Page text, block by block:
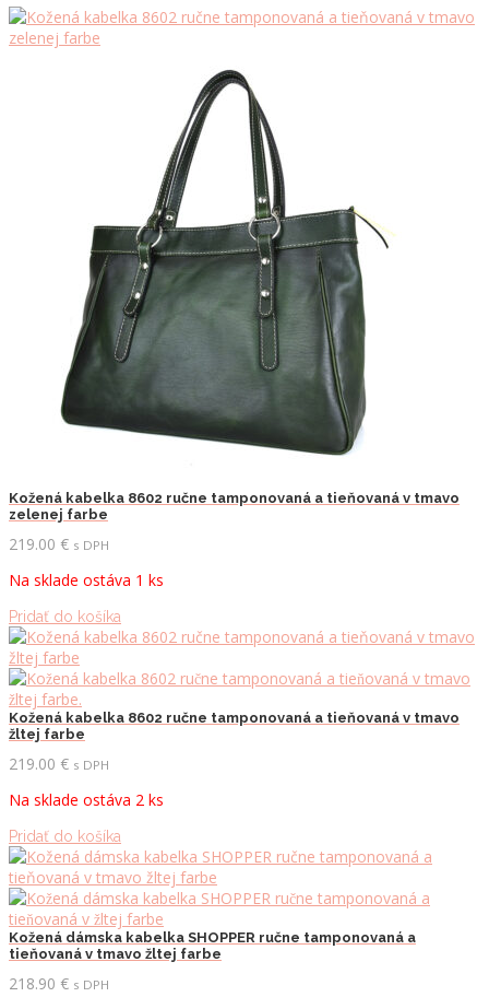
Kožená kabelka 8602 ručne tamponovaná a tieňovaná v tmavo
zelenej farbe
219.00 € s DPH
Na sklade ostáva 1 ks
Pridať do košíka
Kožená kabelka 8602 ručne tamponovaná a tieňovaná v tmavo
žltej farbe
219.00 € s DPH
Na sklade ostáva 2 ks
Pridať do košíka
Kožená dámska kabelka SHOPPER ručne tamponovaná a
tieňovaná v tmavo žltej farbe
218.90 € s DPH